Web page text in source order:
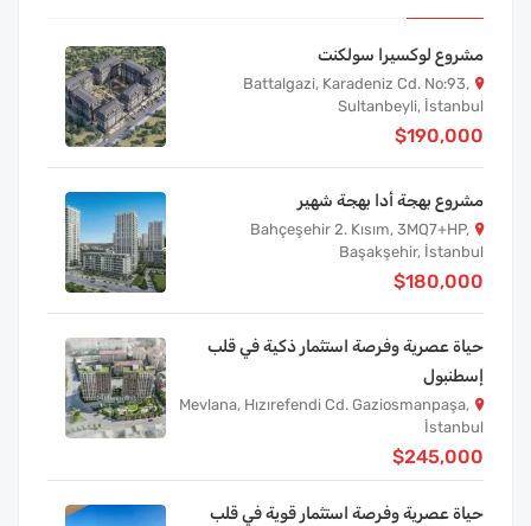
مشروع لوكسيرا سولكنت
Battalgazi, Karadeniz Cd. No:93,
Sultanbeyli, İstanbul
$190,000
مشروع بهجة أدا بهجة شهير
Bahçeşehir 2. Kısım, 3MQ7+HP,
Başakşehir, İstanbul
$180,000
حياة عصرية وفرصة استثمار ذكية في قلب
إسطنبول
Mevlana, Hızırefendi Cd. Gaziosmanpaşa,
İstanbul
$245,000
حياة عصرية وفرصة استثمار قوية في قلب